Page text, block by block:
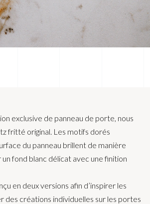
exclusive de panneau de porte, nous
fritté original. Les motifs dorés
du panneau brillent de manière
fond blanc délicat avec une finition
en deux versions afin d’inspirer les
des créations individuelles sur les portes